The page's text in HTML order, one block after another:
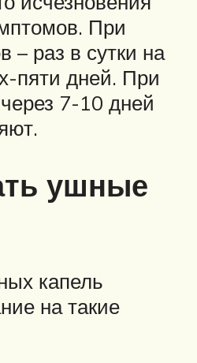
При
– раз в сутки на
пяти дней. При
7-10 дней
ушные
капель
на такие